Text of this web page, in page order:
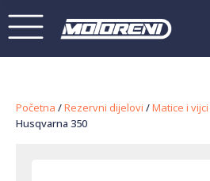
Početna /Rezervni dijelovi /Matice i vijci
Husqvarna 350